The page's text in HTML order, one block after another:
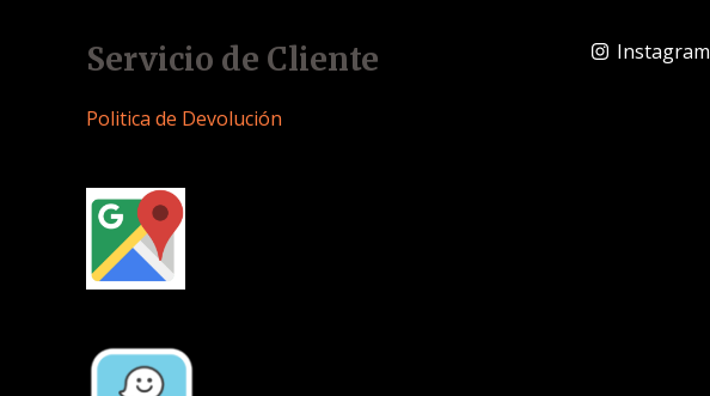
Servicio de Cliente
Politica de Devolución
Instagram